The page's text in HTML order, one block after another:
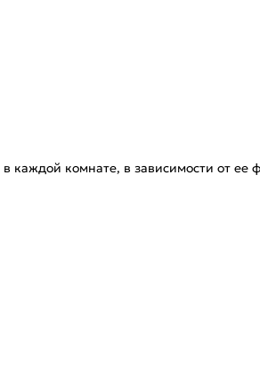
каждой комнате, в зависимости от ее